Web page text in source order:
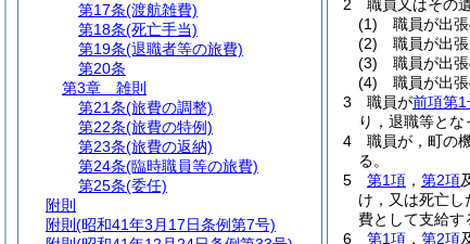
2
職員又はその
(1)
職員が出
(2)
職員が出
(3)
職員が出
(4)
職員が出
3
職員が前項第1
り，退職等とな
4
職員が，町の
る。
5
第1項 ， 第2項
け，又は死亡
費として支給す
6
第1項 ， 第2項
第17条(渡航雑費)
第18条(死亡手当)
第19条(退職者等の旅費)
第20条
第3章
雑則
第21条(旅費の調整)
第22条(旅費の特例)
第23条(旅費の返納)
第24条(臨時職員等の旅費)
第25条(委任)
附則
附則 (昭和41年3月17日条例第7号)